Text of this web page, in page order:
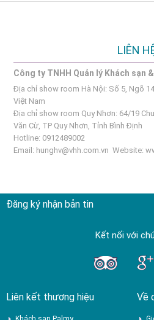
LIÊN
Công ty TNHH Quản lý Khách sạn
Địa chỉ show room Hà Nội: Số 5, Ngõ
Việt Nam
Địa chỉ show room Quy Nhơn: 64/19
Văn Cừ, TP Quy Nhơn, Tỉnh Bình Định
Hotline: 0912489002
Email: hunghv@vhh.com.vn Website:
Đăng ký nhận bản tin
Kết nối với
Liên kết thương hiệu Về